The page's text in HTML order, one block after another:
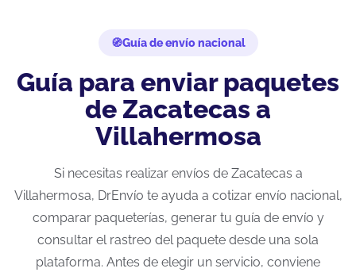
Guía de envío nacional
Guía para enviar paquetes
de Zacatecas a
Villahermosa
Si necesitas realizar envíos de Zacatecas a
Villahermosa, DrEnvío te ayuda a cotizar envío nacional,
comparar paqueterías, generar tu guía de envío y
consultar el rastreo del paquete desde una sola
plataforma. Antes de elegir un servicio, conviene